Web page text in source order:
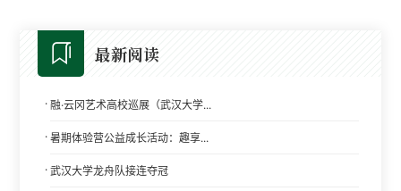
最新阅读
· 融·云冈艺术高校巡展（武汉大学...
· 暑期体验营公益成长活动：趣享...
· 武汉大学龙舟队接连夺冠